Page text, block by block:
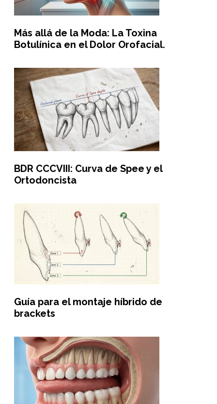
Más allá de la Moda: La Toxina
Botulínica en el Dolor Orofacial.
BDR CCCVIII: Curva de Spee y el
Ortodoncista
Guía para el montaje híbrido de
brackets